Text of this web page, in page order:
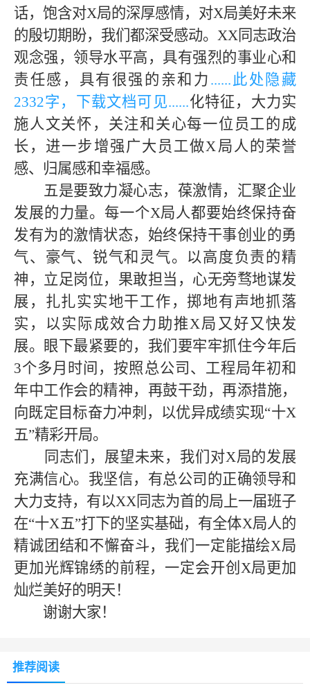
话，饱含对X局的深厚感情，对X局美好未来
的殷切期盼，我们都深受感动。 XX同志政治
观念强，领导水平高，具有强烈的事业心和
责任感，具有很强的亲和力 ......此处隐藏
2332字，下载文档可见......化特征，大力实
施人文关怀，关注和关心每一位员工的成
长，进一步增强广大员工做X局人的荣誉
感、归属感和幸福感。
五是要致力凝心志，葆激情，汇聚企业
发展的力量。每一个X局人都要始终保持奋
发有为的激情状态，始终保持干事创业的勇
气、豪气、锐气和灵气。以高度负责的精
神，立足岗位，果敢担当，心无旁骛地谋发
展，扎扎实实地干工作，掷地有声地抓落
实，以实际成效合力助推X局 又好又快发
展。眼下最紧要的，我们要牢牢抓住今年后
3个多月时间，按照总公司、工程局年初和
年中工作会的精神，再鼓干劲，再添措施，
向既定目标奋力冲刺，以优异成绩实现“十X
五”精彩开局。
同志们，展望未来，我们对X局的发展
充满信心。我坚信，有总公司的正确领导和
大力支持，有以XX同志为首的局上一届班子
在“十X五”打下的坚实基础，有全体X局人的
精诚团结和不懈奋斗，我们一定能描绘X局
更加光辉锦绣的前程，一定会开创 X局 更加
灿烂美好的明天！
谢谢大家！
推荐阅读